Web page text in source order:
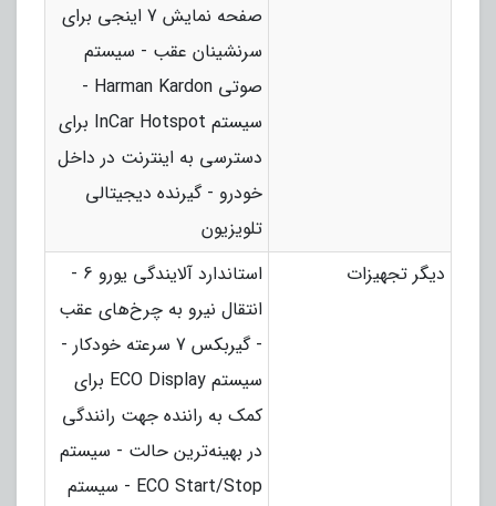
صفحه نمایش 7 اینجی برای
سرنشینان عقب - سیستم
صوتی Harman Kardon -
سیستم InCar Hotspot برای
دسترسی به اینترنت در داخل
خودرو - گیرنده دیجیتالی
تلویزیون
دیگر تجهیزات
استاندارد آلایندگی یورو 6 -
انتقال نیرو به چرخ‌های عقب
- گیربکس 7 سرعته خودکار -
سیستم ECO Display برای
کمک به راننده جهت رانندگی
در بهینه‌ترین حالت - سیستم
ECO Start/Stop - سیستم